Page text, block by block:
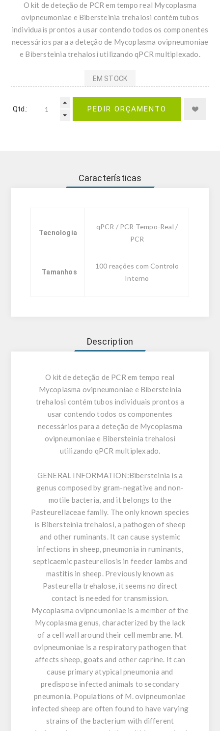
O kit de deteção de PCR em tempo real Mycoplasma
ovipneumoniae e Bibersteinia trehalosi contém tubos
individuais prontos a usar contendo todos os componentes
necessários para a deteção de Mycoplasma ovipneumoniae
e Bibersteinia trehalosi utilizando qPCR multiplexado.
EM STOCK
Qtd.: PEDIR ORÇAMENTO
Características
Tecnologia
qPCR / PCR Tempo-Real /
PCR
Tamanhos
100 reações com Controlo
Interno
Description
O kit de deteção de PCR em tempo real
Mycoplasma ovipneumoniae e Bibersteinia
trehalosi contém tubos individuais prontos a
usar contendo todos os componentes
necessários para a deteção de Mycoplasma
ovipneumoniae e Bibersteinia trehalosi
utilizando qPCR multiplexado.
GENERAL INFORMATION:Bibersteinia is a
genus composed by gram-negative and non-
motile bacteria, and it belongs to the
Pasteurellaceae family. The only known species
is Bibersteinia trehalosi, a pathogen of sheep
and other ruminants. It can cause systemic
infections in sheep, pneumonia in ruminants,
septicaemic pasteurellosis in feeder lambs and
mastitis in sheep. Previously known as
Pasteurella trehalose, it seems no direct
contact is needed for transmission.
Mycoplasma ovipneumoniae is a member of the
Mycoplasma genus, characterized by the lack
of a cell wall around their cell membrane. M.
ovipneumoniae is a respiratory pathogen that
affects sheep, goats and other caprine. It can
cause primary atypical pneumonia and
predispose infected animals to secondary
pneumonia. Populations of M. ovipneumoniae
infected sheep are often found to have varying
strains of the bacterium with different